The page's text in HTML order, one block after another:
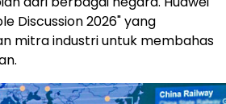
Discussion 2026" yang
mitra industri untuk membahas